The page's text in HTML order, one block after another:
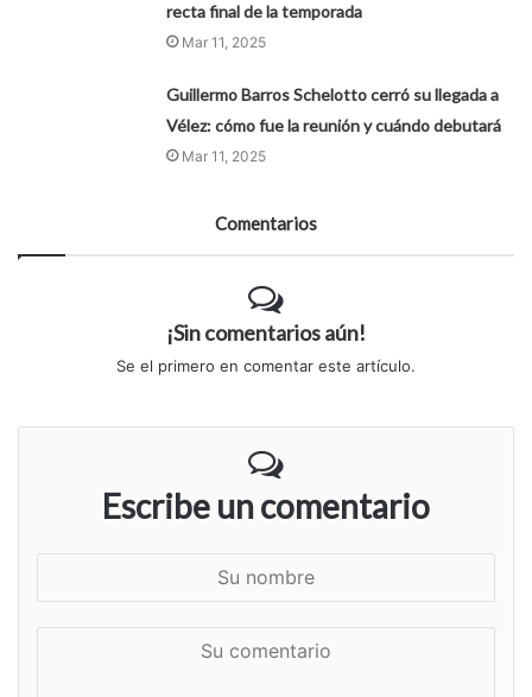
recta final de la temporada
Mar 11, 2025
Guillermo Barros Schelotto cerró su llegada a
Vélez: cómo fue la reunión y cuándo debutará
Mar 11, 2025
Comentarios
¡Sin comentarios aún!
Se el primero en comentar este artículo.
Escribe un comentario